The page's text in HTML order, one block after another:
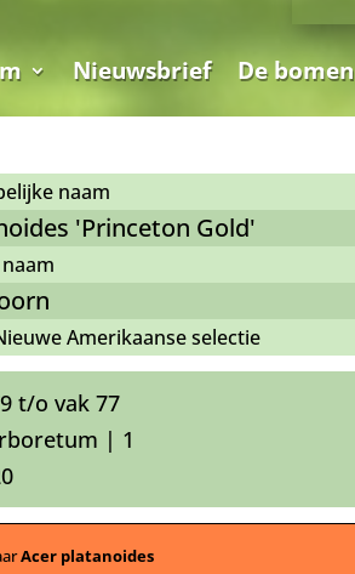
Nieuwsbrief De bomen
naam
'Princeton Gold'
Amerikaanse selectie
t/o vak 77
| 1
Acer platanoides